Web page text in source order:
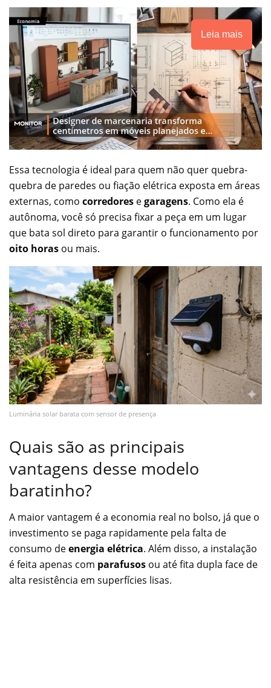
Leia mais
Essa tecnologia é ideal para quem não quer quebra-
quebra de paredes ou fiação elétrica exposta em áreas
externas, como corredores egaragens. Como ela é
autônoma, você só precisa fixar a peça em um lugar
que bata sol direto para garantir o funcionamento por
oito horas ou mais.
Luminária solar barata com sensor de presença
Quais são as principais
vantagens desse modelo
baratinho?
A maior vantagem é a economia real no bolso, já que o
investimento se paga rapidamente pela falta de
consumo deenergia elétrica. Além disso, a instalação
é feita apenas com parafusos ou até fita dupla face de
alta resistência em superfícies lisas.